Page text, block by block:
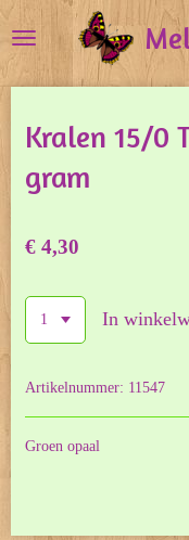
direct
naar
hoofdinhoud
Kralen 15/0
gram
€ 4,30
In
Artikelnummer: 11547
Groen opaal